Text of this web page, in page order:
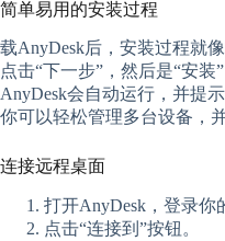
简单易用的安装过程
载AnyDesk后，安装过程就
点击“下一步”，然后是“安装
AnyDesk会自动运行，并提
你可以轻松管理多台设备，
连接远程桌面
打开AnyDesk，登录你
点击“连接到”按钮。